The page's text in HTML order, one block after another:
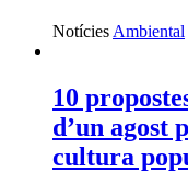
Notícies Ambiental
10
d’un agost
cultura